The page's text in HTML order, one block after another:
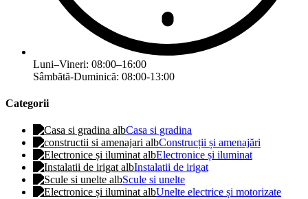
Luni–Vineri: 08:00–16:00
Sâmbătă-Duminică: 08:00-13:00
Categorii
Casa si gradina
Construcții și amenajări
Electronice și iluminat
Instalatii de irigat
Scule si unelte
Unelte electrice și motorizate